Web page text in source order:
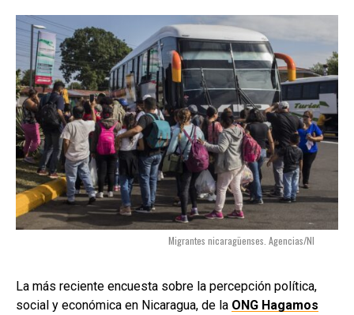
Migrantes nicaragüenses. Agencias/NI
La más reciente encuesta sobre la percepción política,
social y económica en Nicaragua, de la ONG Hagamos